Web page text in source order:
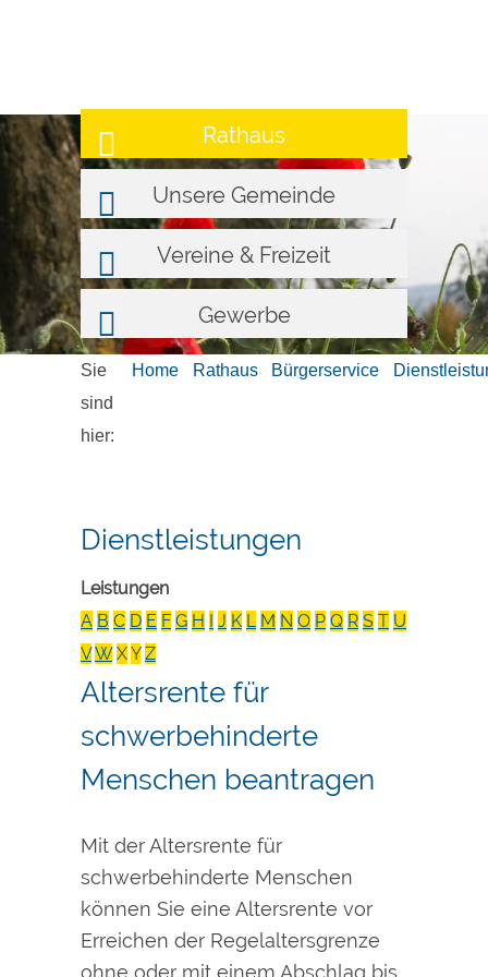
Rathaus
Unsere Gemeinde
Vereine & Freizeit
Gewerbe
Sie
sind
hier:
Home Rathaus Bürgerservice
Dienstleistungen
Leistungen
A B C D E F G H I J K L M N O P Q R S T U
VW XY Z
Altersrente für
schwerbehinderte
Menschen beantragen
Mit der Altersrente für
schwerbehinderte Menschen
können Sie eine Altersrente vor
Erreichen der Regelaltersgrenze